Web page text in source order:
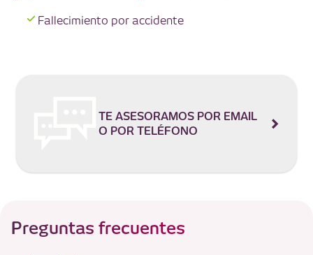
Fallecimiento por accidente
TE ASESORAMOS POR EMAIL
O POR TELÉFONO
Preguntas frecuentes